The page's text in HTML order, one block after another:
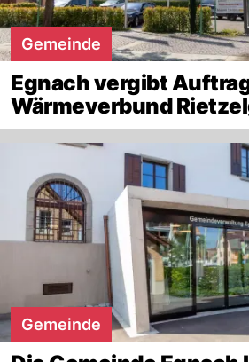
Gemeinde
Egnach vergibt
Wärmeverbund
Gemeinde